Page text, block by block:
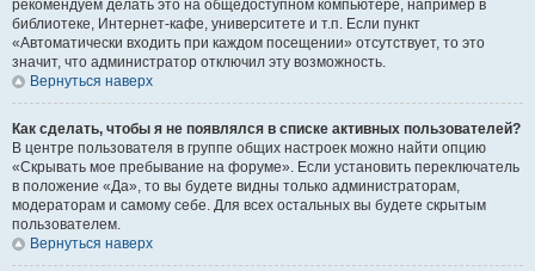
рекомендуем делать это на общедоступном компьютере, например в
библиотеке, Интернет-кафе, университете и т.п. Если пункт
«Автоматически входить при каждом посещении» отсутствует, то это
значит, что администратор отключил эту возможность.
Вернуться наверх
Как сделать, чтобы я не появлялся в списке активных пользователей?
В центре пользователя в группе общих настроек можно найти опцию
«Скрывать мое пребывание на форуме». Если установить переключатель
в положение «Да», то вы будете видны только администраторам,
модераторам и самому себе. Для всех остальных вы будете скрытым
пользователем.
Вернуться наверх